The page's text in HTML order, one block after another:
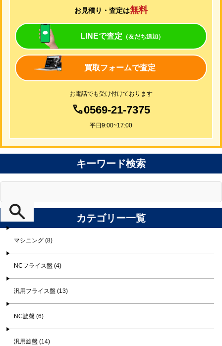
お見積り・査定は無料
LINEで査定 （友だち追加）
買取フォームで査定
お電話でも受け付けております
0569-21-7375
平日9:00~17:00
キーワード検索
カテゴリー一覧
マシニング (8)
NCフライス盤 (4)
汎用フライス盤 (13)
NC旋盤 (6)
汎用旋盤 (14)